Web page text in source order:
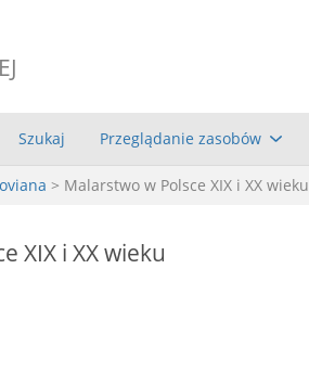
Szukaj Przeglądanie zasobów
> Malarstwo w Polsce XIX i XX wieku
XIX i XX wieku